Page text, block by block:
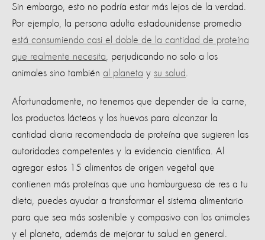
Sin embargo, esto no podría estar más lejos de la verdad.
Por ejemplo, la persona adulta estadounidense promedio
está consumiendo casi el doble de la cantidad de proteína
que realmente necesita , perjudicando no solo a los
animales sino también al planeta y su salud
Afortunadamente, no tenemos que depender de la carne,
los productos lácteos y los huevos para alcanzar la
cantidad diaria recomendada de proteína que sugieren las
autoridades competentes y la evidencia científica. Al
agregar estos 15 alimentos de origen vegetal que
contienen más proteínas que una hamburguesa de res a tu
dieta, puedes ayudar a transformar el sistema alimentario
para que sea más sostenible y compasivo con los animales
y el planeta, además de mejorar tu salud en general.